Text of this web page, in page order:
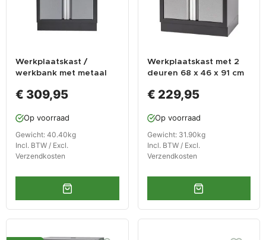
Werkplaatskast /
werkbank met metaal
x 46 x 94,8 cm
€ 309,95
Op voorraad
Gewicht: 40.40kg
Incl. BTW / Excl.
Verzendkosten
Werkplaatskast met 2
deuren 68 x 46 x 91 cm
€ 229,95
Op voorraad
Gewicht: 31.90kg
Incl. BTW / Excl.
Verzendkosten